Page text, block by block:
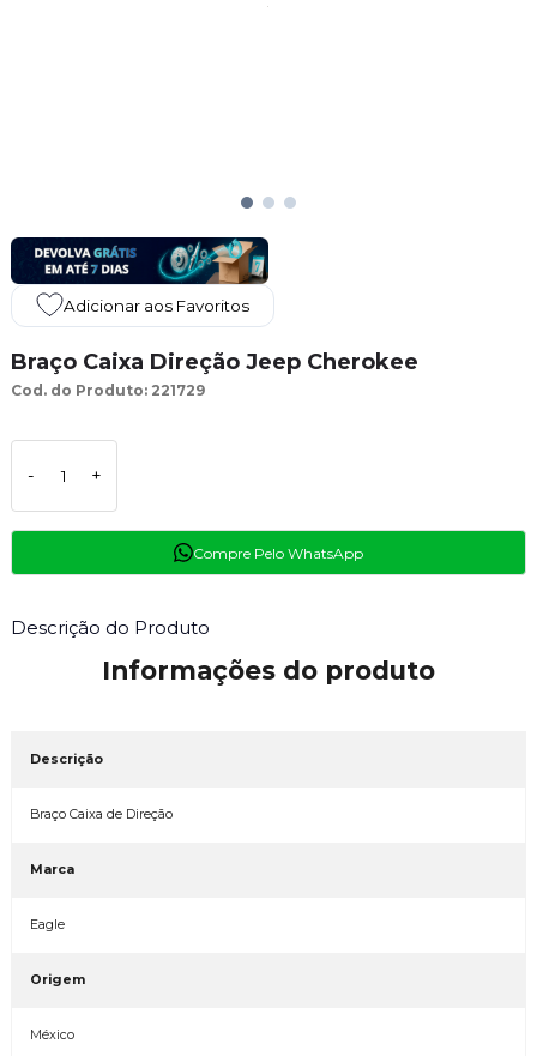
Adicionar aos Favoritos
Braço Caixa Direção Jeep Cherokee
Cod. do Produto: 221729
- +
Compre Pelo WhatsApp
Descrição do Produto
Informações do produto
Descrição
Braço Caixa de Direção
Marca
Eagle
Origem
México